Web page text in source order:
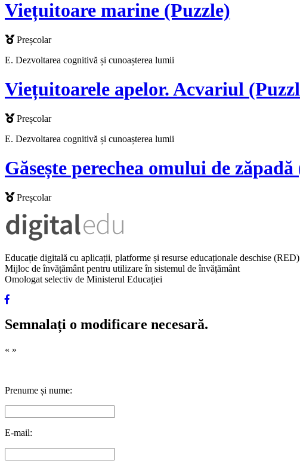
Viețuitoare marine (Puzzle)
Preșcolar
E. Dezvoltarea cognitivă și cunoașterea lumii
Viețuitoarele apelor. Acvariul
Preșcolar
E. Dezvoltarea cognitivă și cunoașterea lumii
Găsește perechea omului de
Preșcolar
Educație digitală cu aplicații, platforme și resurse educaționale deschise (RED)
Mijloc de învățământ pentru utilizare în sistemul de învățământ
Omologat selectiv de Ministerul Educației
Semnalați o modificare necesară.
« »
Prenume și nume:
E-mail: